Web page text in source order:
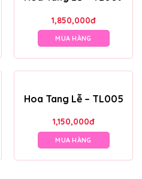
1,850,000đ
MUA HÀNG
Hoa Tang Lễ – TL005
1,150,000đ
MUA HÀNG